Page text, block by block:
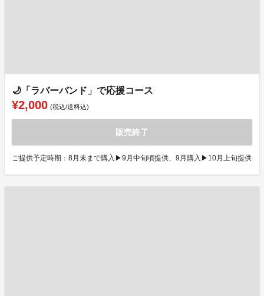
🌙「ラバーバンド」で応援コース
¥2,000 (税込/送料込)
販売終了
ご提供予定時期：8月末まで購入▶9月中旬頃提供、9月購入▶10月上旬提供